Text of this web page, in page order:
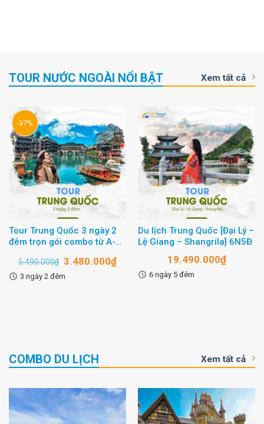
TOUR NƯỚC NGOÀI NỔI BẬT Xem tất cả
-37%
Tour Trung Quốc 3 ngày 2
đêm trọn gói combo từ A-Z |
5.490.000₫ 3.480.000₫
3 ngày 2 đêm
Du lịch Trung Quốc [Đại Lý –
Lệ Giang – Shangrila] 6N5Đ
19.490.000₫
6 ngày 5 đêm
COMBO DU LỊCH Xem tất cả